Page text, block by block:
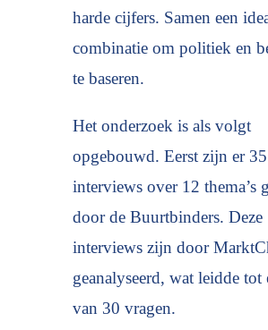
harde cijfers. Samen een
combinatie om politiek en
te baseren.
Het onderzoek is als volgt
opgebouwd. Eerst zijn er 35
interviews over 12 thema’s
door de Buurtbinders. Deze
interviews zijn door
geanalyseerd, wat leidde tot
van 30 vragen.